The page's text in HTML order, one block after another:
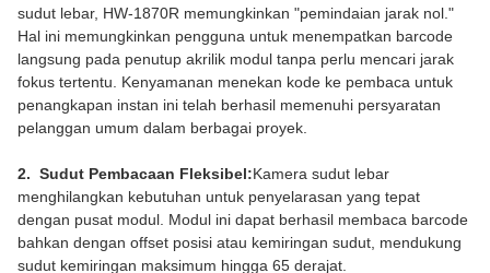
sudut lebar, HW-1870R memungkinkan "pemindaian jarak nol."
Hal ini memungkinkan pengguna untuk menempatkan barcode
langsung pada penutup akrilik modul tanpa perlu mencari jarak
fokus tertentu. Kenyamanan menekan kode ke pembaca untuk
penangkapan instan ini telah berhasil memenuhi persyaratan
pelanggan umum dalam berbagai proyek.
2. Sudut Pembacaan Fleksibel:Kamera sudut lebar
menghilangkan kebutuhan untuk penyelarasan yang tepat
dengan pusat modul. Modul ini dapat berhasil membaca barcode
bahkan dengan offset posisi atau kemiringan sudut, mendukung
sudut kemiringan maksimum hingga 65 derajat.